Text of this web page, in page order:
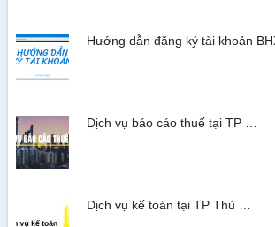
Hướng dẫn đăng ký tài khoản
Dịch vụ báo cáo thuế tại TP …
Dịch vụ kế toán tại TP Thủ …